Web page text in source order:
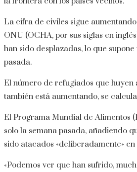
La cifra de civiles sigue
ONU (OCHA, por sus siglas en
han sido desplazadas, lo que
pasada.
El número de refugiados que huyen
también está aumentando, se
El Programa Mundial de Alimentos
solo la semana pasada, añadiendo
sido atacados «deliberadamente»
«Podemos ver que han sufrido,